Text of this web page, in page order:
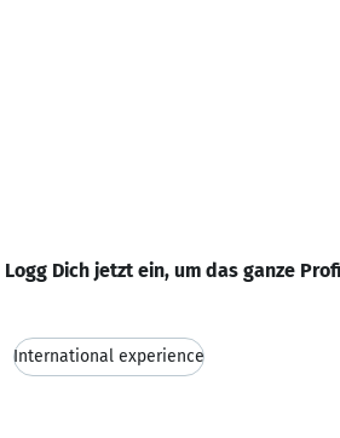
Logg Dich jetzt ein, um das ganze
International experience